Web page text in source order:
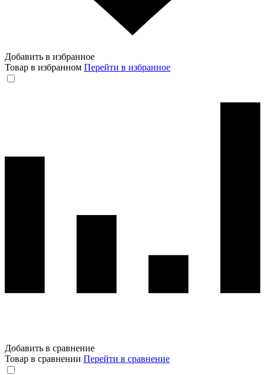
Добавить в избранное
Товар в избранном Перейти в избранное
Добавить в сравнение
Товар в сравнении Перейти в сравнение